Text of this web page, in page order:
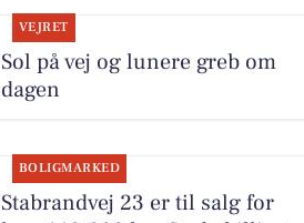
VEJRET
Sol på vej og lunere greb om
dagen
BOLIGMARKED
Stabrandvej 23 er til salg for